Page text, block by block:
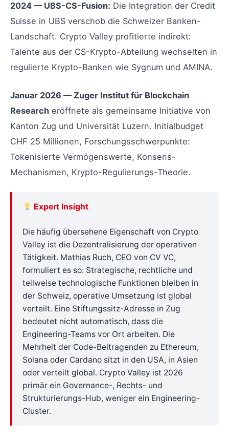
2024 — UBS-CS-Fusion: Die Integration der Credit
Suisse in UBS verschob die Schweizer Banken-
Landschaft. Crypto Valley profitierte indirekt:
Talente aus der CS-Krypto-Abteilung wechselten in
regulierte Krypto-Banken wie Sygnum und AMINA.
Januar 2026 — Zuger Institut für Blockchain
Research eröffnete als gemeinsame Initiative von
Kanton Zug und Universität Luzern. Initialbudget
CHF 25 Millionen, Forschungsschwerpunkte:
Tokenisierte Vermögenswerte, Konsens-
Mechanismen, Krypto-Regulierungs-Theorie.
Expert Insight
Die häufig übersehene Eigenschaft von Crypto
Valley ist die Dezentralisierung der operativen
Tätigkeit. Mathias Ruch, CEO von CV VC,
formuliert es so: Strategische, rechtliche und
teilweise technologische Funktionen bleiben in
der Schweiz, operative Umsetzung ist global
verteilt. Eine Stiftungssitz-Adresse in Zug
bedeutet nicht automatisch, dass die
Engineering-Teams vor Ort arbeiten. Die
Mehrheit der Code-Beitragenden zu Ethereum,
Solana oder Cardano sitzt in den USA, in Asien
oder verteilt global. Crypto Valley ist 2026
primär ein Governance-, Rechts- und
Strukturierungs-Hub, weniger ein Engineering-
Cluster.